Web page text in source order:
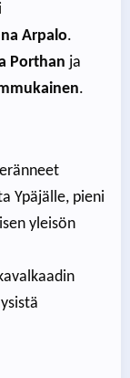
Arpalo.
Porthan ja
.
Ypäjälle, pieni
yleisön